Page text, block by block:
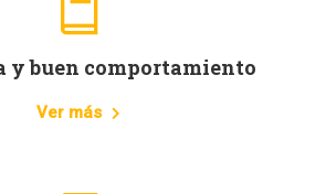
y buen comportamiento
Ver más